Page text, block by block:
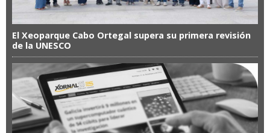
El Xeoparque Cabo Ortegal supera su primera revisión
de la UNESCO